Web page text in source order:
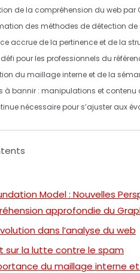
de la compréhension du webpar
des méthodes de détection
accrue de la pertinence et de la
pour les professionnels du
du maillage interne et de la
à bannir : manipulations et contenu
nécessaire pour s’ajuster aux
Model : Nouvelles
approfondie du
dans l’analyse du web
sur la lutte contre le spam
du maillage interne